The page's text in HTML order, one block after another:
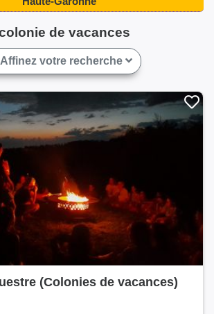
de vacances
Affinez votre recherche
(Colonies de vacances)